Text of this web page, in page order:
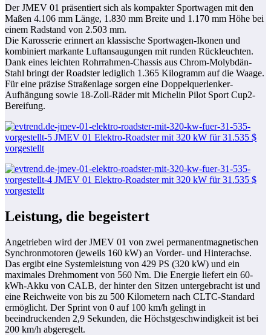
Der JMEV 01 präsentiert sich als kompakter Sportwagen mit den
Maßen 4.106 mm Länge, 1.830 mm Breite und 1.170 mm Höhe bei
einem Radstand von 2.503 mm.
Die Karosserie erinnert an klassische Sportwagen-Ikonen und
kombiniert markante Luftansaugungen mit runden Rückleuchten.
Dank eines leichten Rohrrahmen-Chassis aus Chrom-Molybdän-
Stahl bringt der Roadster lediglich 1.365 Kilogramm auf die Waage.
Für eine präzise Straßenlage sorgen eine Doppelquerlenker-
Aufhängung sowie 18-Zoll-Räder mit Michelin Pilot Sport Cup2-
Bereifung.
Leistung, die begeistert
Angetrieben wird der JMEV 01 von zwei permanentmagnetischen
Synchronmotoren (jeweils 160 kW) an Vorder- und Hinterachse.
Das ergibt eine Systemleistung von 429 PS (320 kW) und ein
maximales Drehmoment von 560 Nm. Die Energie liefert ein 60-
kWh-Akku von CALB, der hinter den Sitzen untergebracht ist und
eine Reichweite von bis zu 500 Kilometern nach CLTC-Standard
ermöglicht. Der Sprint von 0 auf 100 km/h gelingt in
beeindruckenden 2,9 Sekunden, die Höchstgeschwindigkeit ist bei
200 km/h abgeregelt.